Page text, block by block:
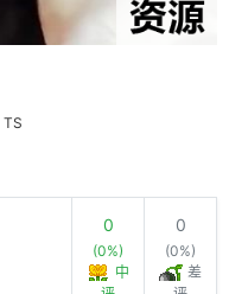
TS
0
(0%)
中
0
(0%)
差